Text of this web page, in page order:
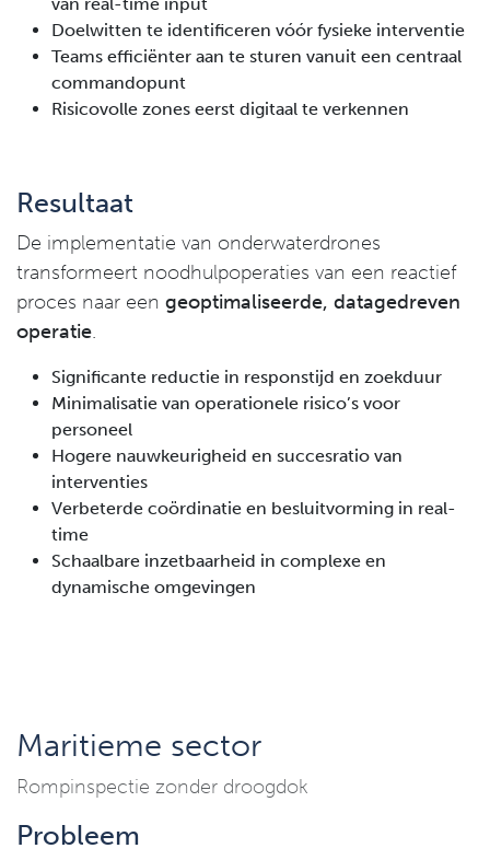
Doelwitten te identificeren vóór fysieke interventie
Teams efficiënter aan te sturen vanuit een centraal
commandopunt
Risicovolle zones eerst digitaal te verkennen
Resultaat
De implementatie van onderwaterdrones
transformeert noodhulpoperaties van een reactief
proces naar een geoptimaliseerde, datagedreven
operatie.
Significante reductie in responstijd en zoekduur
Minimalisatie van operationele risico’s voor
personeel
Hogere nauwkeurigheid en succesratio van
interventies
Verbeterde coördinatie en besluitvorming in real-
time
Schaalbare inzetbaarheid in complexe en
dynamische omgevingen
Maritieme sector
Rompinspectie zonder droogdok
Probleem